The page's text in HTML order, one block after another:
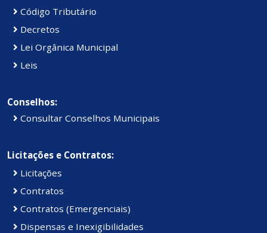
Código Tributário
Decretos
Lei Orgânica Municipal
Leis
Conselhos:
Consultar Conselhos Municipais
Licitações e Contratos:
Licitações
Contratos
Contratos (Emergenciais)
Dispensas e Inexigibilidades